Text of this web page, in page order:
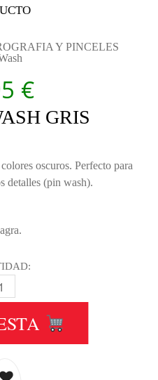
Y PINCELES
€
GRIS
oscuros. Perfecto para
detalles (pin wash).
MODEL WASH GRIS GREY